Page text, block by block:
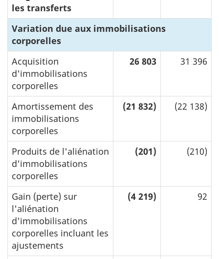
les transferts
Variation due aux immobilisations
corporelles
Acquisition
d'immobilisations
corporelles
26 803 31 396
Amortissement des
immobilisations
corporelles
(21 832) (22 138)
Produits de l'aliénation
d'immobilisations
corporelles
(201) (210)
Gain (perte) sur
l'aliénation
d'immobilisations
corporelles incluant les
ajustements
(4 219) 92